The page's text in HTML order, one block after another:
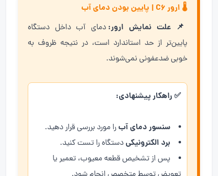
🌡️ ارور C6 | پایین بودن دمای آب
📌 علت نمایش ارور: دمای آب داخل دستگاه
پایین‌تر از حد استاندارد است، در نتیجه ظروف به
خوبی ضدعفونی نمی‌شوند.
✅ راهکار پیشنهادی:
سنسور دمای آبرا مورد بررسی قرار دهید.
برد الکترونیکیدستگاه را تست کنید.
پس از تشخیص قطعه معیوب، تعمیر یا